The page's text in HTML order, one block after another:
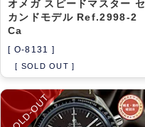
オメガ スピードマスター セ
カンドモデル Ref.2998-2
Ca
[ O-8131 ]
[ SOLD OUT ]
SOLD-OUT